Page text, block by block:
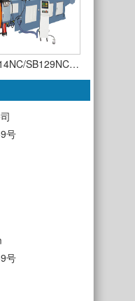
SB129NC…
号
号